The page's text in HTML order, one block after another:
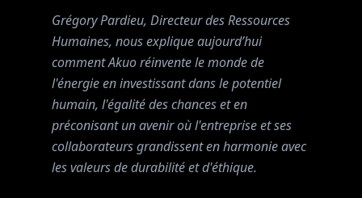
Grégory Pardieu, Directeur des Ressources
Humaines, nous explique aujourd’hui
comment Akuo réinvente le monde de
l'énergie en investissant dans le potentiel
humain, l'égalité des chances et en
préconisant un avenir où l'entreprise et ses
collaborateurs grandissent en harmonie avec
les valeurs de durabilité et d'éthique.